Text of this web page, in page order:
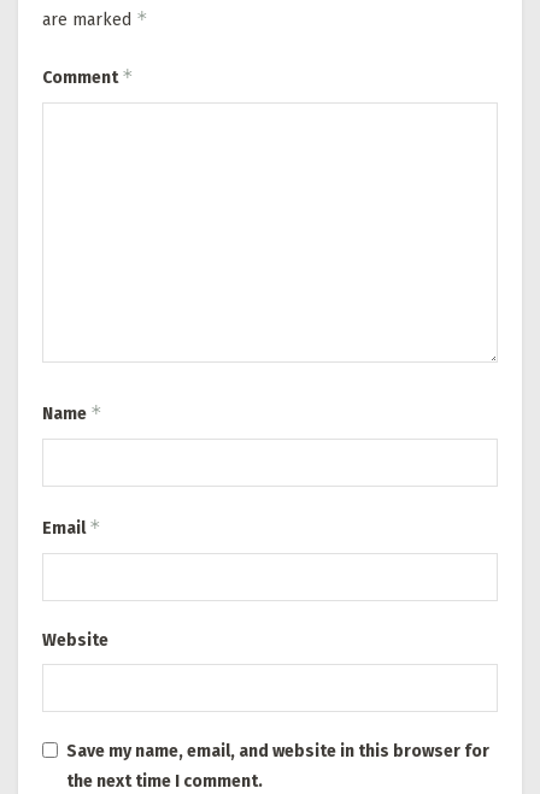
are marked *
Comment*
Name *
Email*
Website
Save my name, email, and website in this browser for
the next time I comment.